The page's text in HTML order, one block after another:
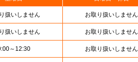
扱いしません お取り扱いしません
扱いしません お取り扱いしません
～12:30 お取り扱いしません